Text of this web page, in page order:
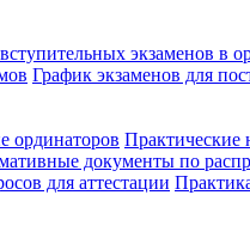
экзаменов в
График экзаменов для
ординаторов Практические
документы по
для аттестации